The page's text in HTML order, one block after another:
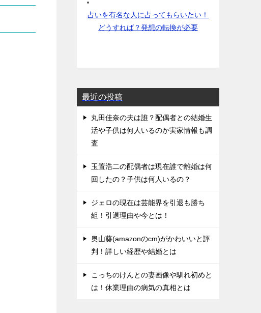
占いを有名な人に占ってもらいたい！
どうすれば？発想の転換が必要
最近の投稿
丸田佳奈の夫は誰？配偶者との結婚生
活や子供は何人いるのか実家情報も調
査
玉置浩二の配偶者は現在誰で離婚は何
回したの？子供は何人いるの？
ジェロの現在は芸能界を引退も勝ち
組！引退理由や今とは！
奥山葵(amazonのcm)がかわいいと評
判！詳しい経歴や結婚とは
こっちのけんとの妻画像や馴れ初めと
は！休業理由の病気の真相とは